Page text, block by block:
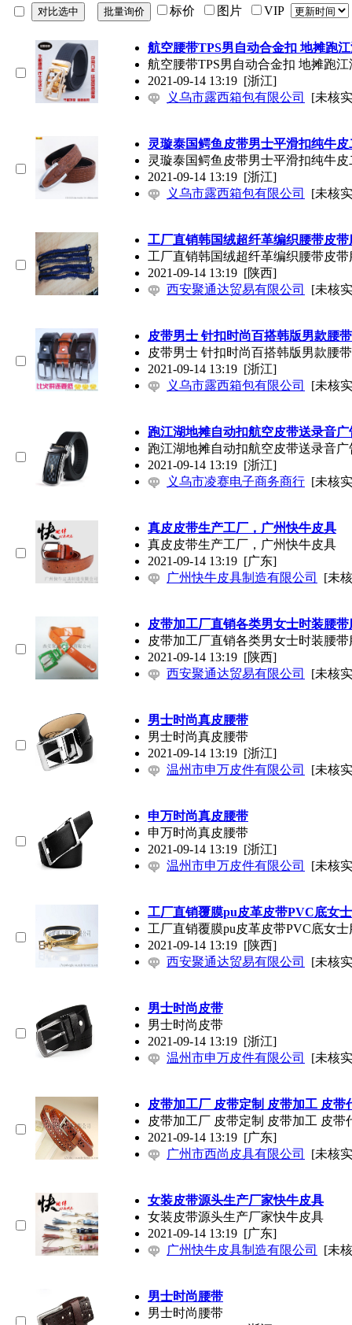
标价 图片 VIP
航空腰带TPS男自动合金扣 地摊跑
航空腰带TPS男自动合金扣 地摊跑
2021-09-14 13:19 [浙江]
义乌市露西箱包有限公司
[未核
灵璇泰国鳄鱼皮带男士平滑扣纯牛
灵璇泰国鳄鱼皮带男士平滑扣纯牛
2021-09-14 13:19 [浙江]
义乌市露西箱包有限公司
[未核
工厂直销韩国绒超纤革编织腰带皮
工厂直销韩国绒超纤革编织腰带皮
2021-09-14 13:19 [陕西]
西安聚通达贸易有限公司
[未核
皮带男士 针扣时尚百搭韩版男款腰带
皮带男士 针扣时尚百搭韩版男款腰带
2021-09-14 13:19 [浙江]
义乌市露西箱包有限公司
[未核
跑江湖地摊自动扣航空皮带送录音
跑江湖地摊自动扣航空皮带送录音
2021-09-14 13:19 [浙江]
义乌市凌赛电子商务商行 [未核
真皮皮带生产工厂，广州快牛皮具
真皮皮带生产工厂，广州快牛皮具
2021-09-14 13:19 [广东]
广州快牛皮具制造有限公司
[未
皮带加工厂直销各类男女士时装腰
皮带加工厂直销各类男女士时装腰
2021-09-14 13:19 [陕西]
西安聚通达贸易有限公司
[未核
男士时尚真皮腰带
男士时尚真皮腰带
2021-09-14 13:19 [浙江]
温州市申万皮件有限公司
[未核
申万时尚真皮腰带
申万时尚真皮腰带
2021-09-14 13:19 [浙江]
温州市申万皮件有限公司
[未核
工厂直销覆膜pu皮革皮带PVC底女
工厂直销覆膜pu皮革皮带PVC底女
2021-09-14 13:19 [陕西]
西安聚通达贸易有限公司
[未核
男士时尚皮带
男士时尚皮带
2021-09-14 13:19 [浙江]
温州市申万皮件有限公司
[未核
皮带加工厂 皮带定制 皮带加工 皮带
皮带加工厂 皮带定制 皮带加工 皮带
2021-09-14 13:19 [广东]
广州市西尚皮具有限公司
[未核
女装皮带源头生产厂家快牛皮具
女装皮带源头生产厂家快牛皮具
2021-09-14 13:19 [广东]
广州快牛皮具制造有限公司
[未
男士时尚腰带
男士时尚腰带